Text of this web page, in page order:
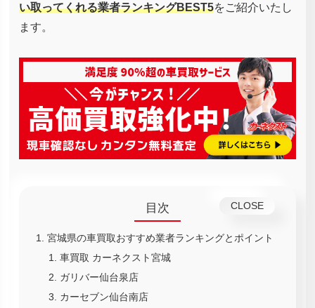
い取ってくれる業者ランキングBEST5をご紹介いたし
ます。
目次
宮城県の車買取おすすめ業者ランキングとポイント
車買取 カーネクスト宮城
ガリバー仙台泉店
カーセブン仙台南店